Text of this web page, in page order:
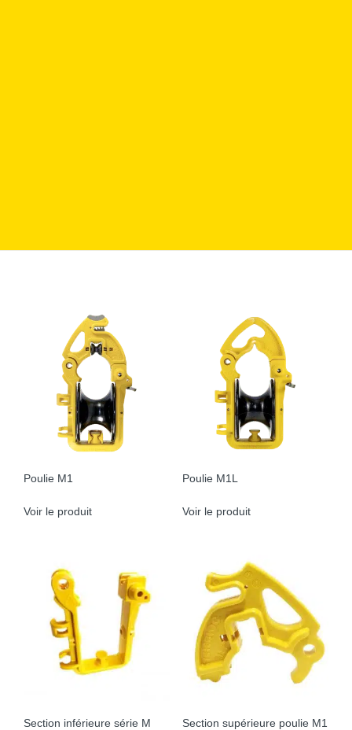
Poulie M1
Voir le produit
Poulie M1L
Voir le produit
Section inférieure série M Section supérieure poulie M1